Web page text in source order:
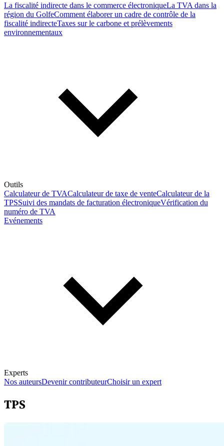
La fiscalité indirecte dans le commerce électroniqueLa TVA dans la
région du GolfeComment élaborer un cadre de contrôle de la
fiscalité indirecteTaxes sur le carbone et prélèvements
environnementaux
Outils
Calculateur de TVACalculateur de taxe de venteCalculateur de la
TPSSuivi des mandats de facturation électroniqueVérification du
numéro de TVA
Evénements
Experts
Nos auteursDevenir contributeurChoisir un expert
En savoir plus sur la fiscalité
TPS